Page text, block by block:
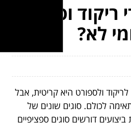
וספורט:
לא?
ולספורט היא קריטית, אבל
לכולם. סוגים שונים של
ביצועים דורשים סוגים ספציפיים